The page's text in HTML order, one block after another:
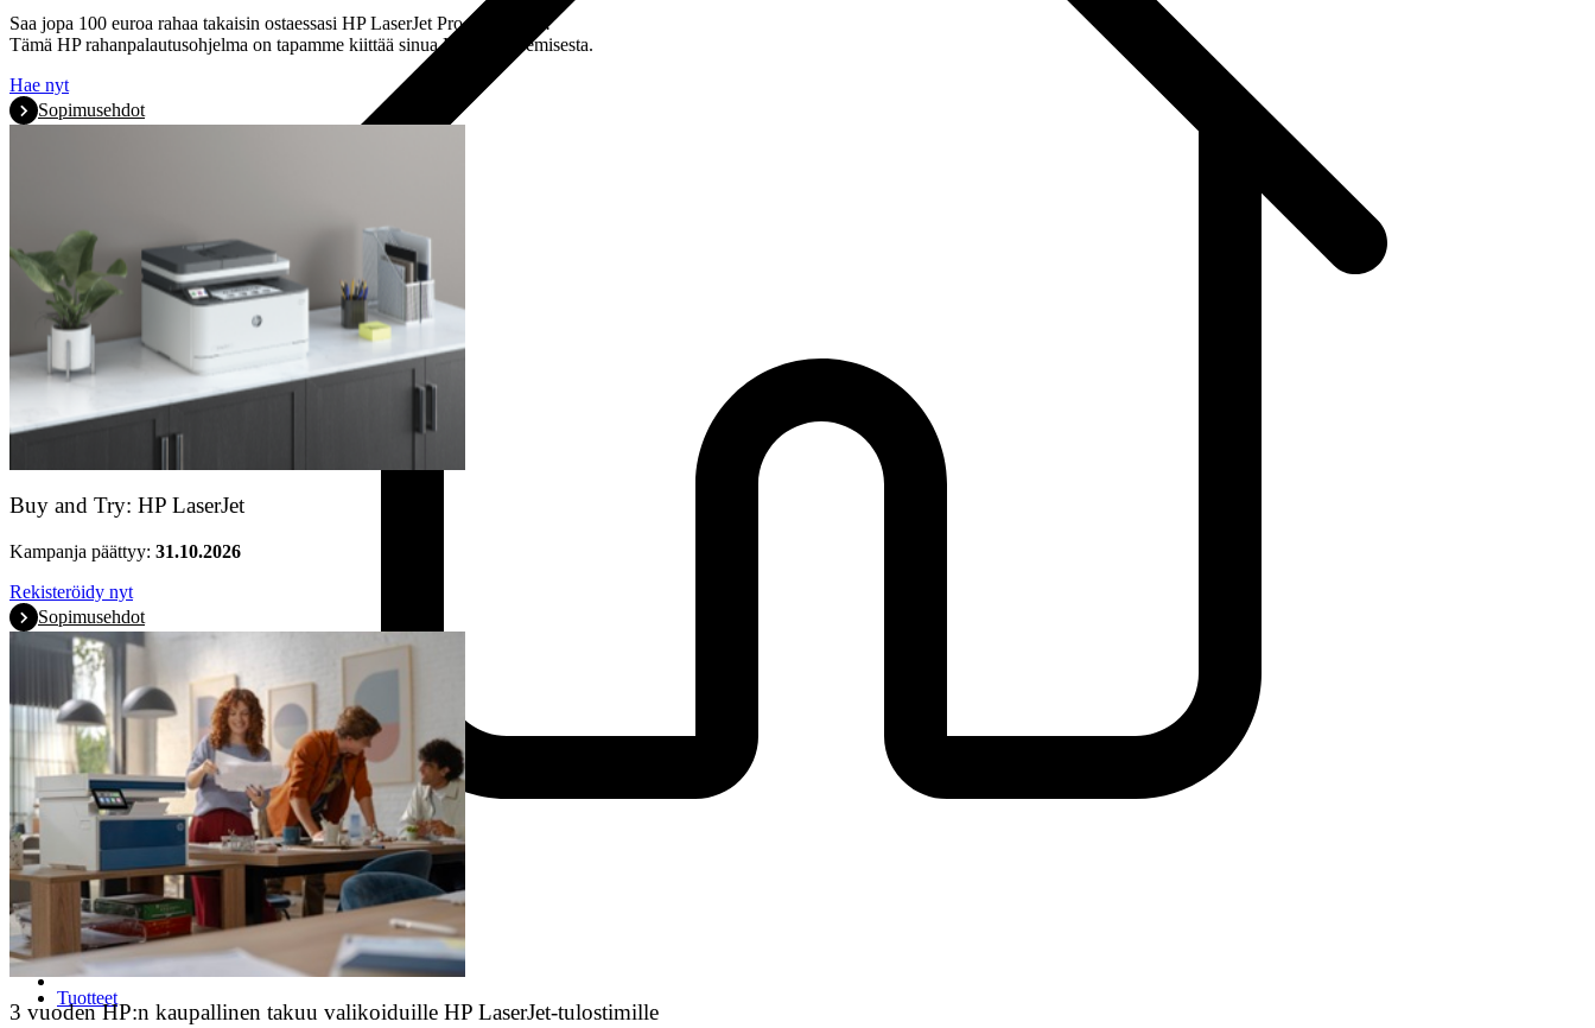
Tuotteet
Saa jopa 100 euroa rahaa takaisin ostaessasi HP LaserJet Pro tulostimen!
Tämä HP rahanpalautusohjelma on tapamme kiittää sinua HP:n valitsemisesta.
Hae nyt
Sopimusehdot
Buy and Try: HP LaserJet
Kampanja päättyy: 31.10.2026
Rekisteröidy nyt
Sopimusehdot
3 vuoden HP:n kaupallinen takuu valikoiduille HP LaserJet-tulostimille